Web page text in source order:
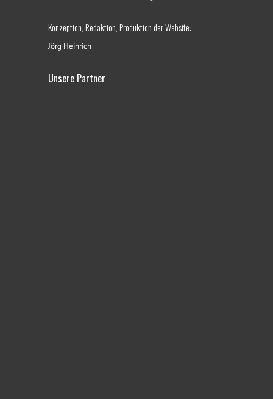
Konzeption, Redaktion, Produktion der Website:
Jörg Heinrich
Unsere Partner